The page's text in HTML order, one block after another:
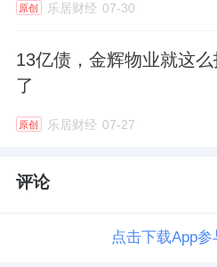
原创 乐居财经 07-30
13亿债，金辉物业就这么
了
原创 乐居财经 07-27
评论
点击下载App